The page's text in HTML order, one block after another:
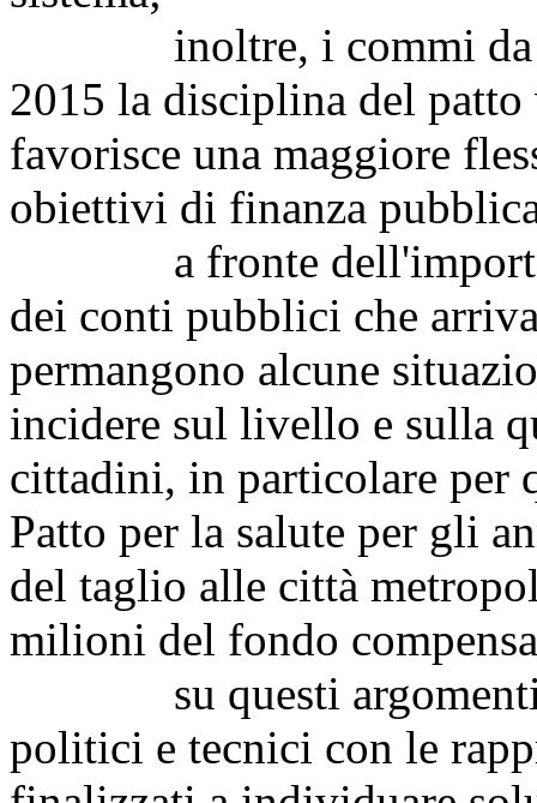
inoltre, i commi da
2015 la disciplina del
favorisce una maggiore
obiettivi di finanza
a fronte
dei conti pubblici che
permangono alcune
incidere sul livello e sulla
cittadini, in particolare per
Patto per la salute per gli
del taglio alle città
milioni del fondo
su questi argomenti si
politici e tecnici con le